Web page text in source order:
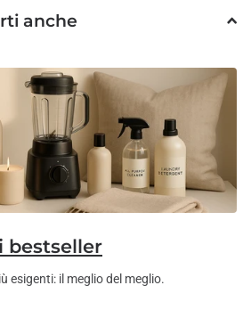
anche
bestseller
esigenti: il meglio del meglio.